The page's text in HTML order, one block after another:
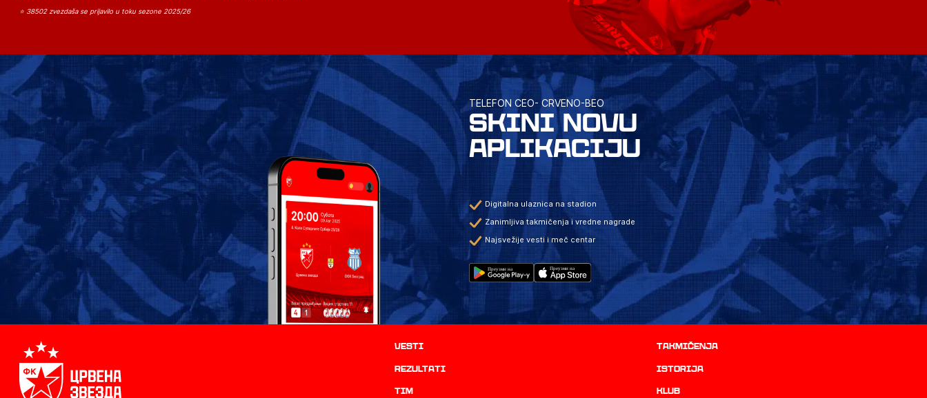
⭐ 38502 zvezdaša se prijavilo u toku sezone 2025/26
TELEFON CEO- CRVENO-BEO
SKINI NOVU
APLIKACIJU
Digitalna ulaznica na stadion
Zanimljiva takmičenja i vredne nagrade
Najsvežije vesti i meč centar
Vesti Takmičenja
rezultati istorija
TIM Klub